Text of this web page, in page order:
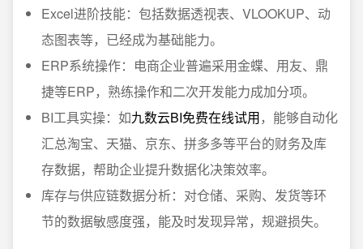
Excel进阶技能：包括数据透视表、VLOOKUP、动
态图表等，已经成为基础能力。
ERP系统操作：电商企业普遍采用金蝶、用友、鼎
捷等ERP，熟练操作和二次开发能力成加分项。
BI工具实操：如九数云BI免费在线试用，能够自动化
汇总淘宝、天猫、京东、拼多多等平台的财务及库
存数据，帮助企业提升数据化决策效率。
库存与供应链数据分析：对仓储、采购、发货等环
节的数据敏感度强，能及时发现异常，规避损失。